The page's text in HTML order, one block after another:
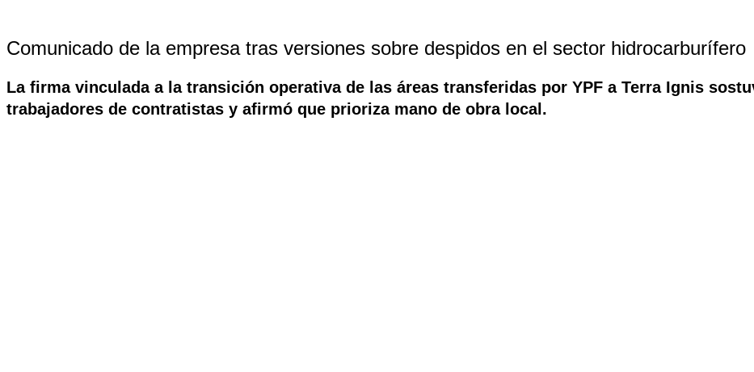
Comunicado de la empresa tras versiones sobre despidos en el sector hidrocarburífero
La firma vinculada a la transición operativa de las áreas transferidas por YPF a Terra Ignis
trabajadores de contratistas y afirmó que prioriza mano de obra local.